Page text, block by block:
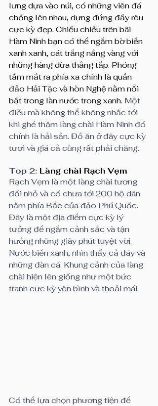
lưng dựa vào núi, có những viên đá
chồng lên nhau, dựng đứng đầy rêu
cực kỳ đẹp. Chiều chiều trên bãi
Hàm Ninh bạn có thể ngắm bờ biển
xanh xanh, cát trắng nắng vàng với
những hàng dừa thẳng tắp. Phóng
tầm mắt ra phía xa chính là quần
đảo Hải Tặc và hòn Nghệ nằm nổi
bật trong làn nước trong xanh. Một
điều mà không thể không nhắc tới
khi ghé thăm làng chài Hàm Ninh đó
chính là hải sản. Đồ ăn ở đây cực kỳ
tươi và giá cả cũng rất phải chăng.
Top 2: Làng chài Rạch Vẹm
Rạch Vẹm là một làng chài tương
đối nhỏ và có chưa tới 200 hộ dân
nằm phía Bắc của đảo Phú Quốc.
Đây là một địa điểm cực kỳ lý
tưởng để ngắm cảnh sắc và tận
hưởng những giây phút tuyệt vời.
Nước biển xanh, nhìn thấy cả đáy và
những đàn cá. Khung cảnh của làng
chài hiện lên giống như một bức
tranh cực kỳ yên bình và thoải mái.
Có thể lựa chọn phương tiện để